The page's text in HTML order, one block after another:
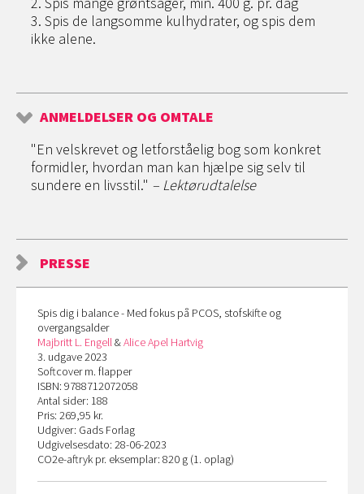
3. Spis de langsomme kulhydrater, og spis dem
ikke alene.
ANMELDELSER OG OMTALE
"En velskrevet og letforståelig bog som konkret
formidler, hvordan man kan hjælpe sig selv til
sundere en livsstil." – Lektørudtalelse
PRESSE
Spis dig i balance - Med fokus på PCOS, stofskifte og
overgangsalder
Majbritt L. Engell&Alice Apel Hartvig
3. udgave 2023
Softcover m. flapper
ISBN: 9788712072058
Antal sider: 188
Pris: 269,95 kr.
Udgiver: Gads Forlag
Udgivelsesdato: 28-06-2023
CO2e-aftryk pr. eksemplar: 820 g (1. oplag)